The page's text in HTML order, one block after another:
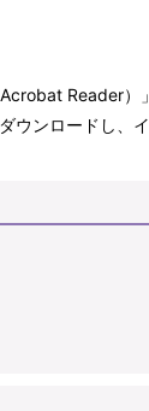
Reader）
ンロードし、イ